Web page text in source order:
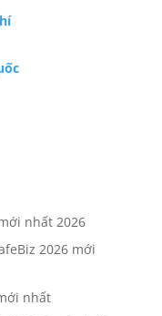
nhất 2026
2026 mới
nhất